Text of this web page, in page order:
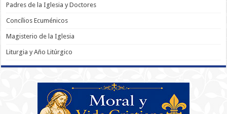
Padres de la Iglesia y Doctores
Concílios Ecuménicos
Magisterio de la Iglesia
Liturgia y Año Litúrgico